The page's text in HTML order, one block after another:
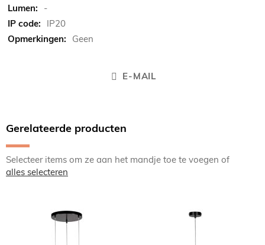
-
IP20
Geen
E-MAIL
Gerelateerde producten
Selecteer items om ze aan het mandje toe te voegen of
alles selecteren